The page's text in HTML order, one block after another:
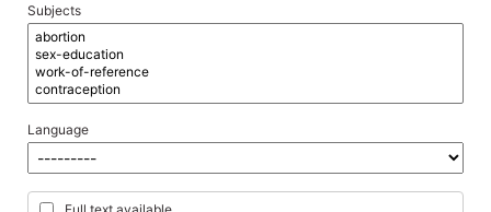
Subjects
Language